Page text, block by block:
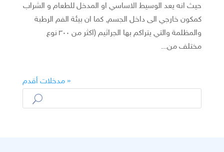
حيث انه يعد الوسيط الاساسي او المدخل للطعام و الشراب
كمكون خارجي الى داخل الجسم, كما ان بيئة الفم الرطبة
والمظلمة والتي يتراكم بها الجراثيم (اكثر من ٣٠٠ نوع
مختلف من...
« مدخلات أقدم